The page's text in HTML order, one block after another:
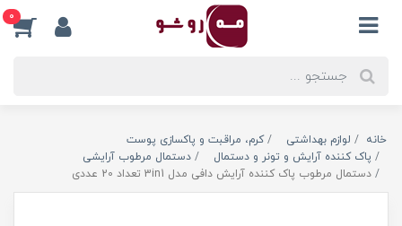
0
خانه لوازم بهداشتی
کرم، مراقبت و پاکسازی پوست
پاک کننده آرایش و تونر و دستمال
دستمال مرطوب آرایشی
دستمال مرطوب پاک کننده آرایش دافی مدل 3in1 تعداد 20 عددی